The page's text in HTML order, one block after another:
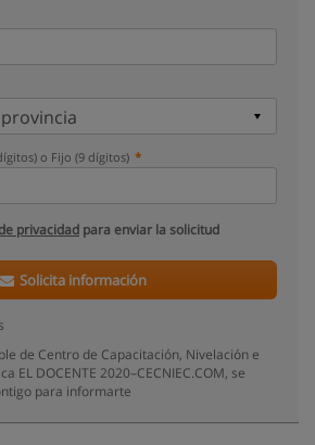
o Fijo (9 dígitos)
privacidad para enviar la solicitud
Solicita información
de Centro de Capacitación, Nivelación e
EL DOCENTE 2020–CECNIEC.COM, se
para informarte